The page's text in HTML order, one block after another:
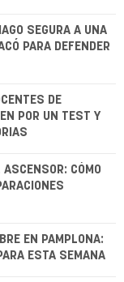
SEGURA A UNA
PARA DEFENDER
DE
POR UN TEST Y
CÓMO
EN PAMPLONA:
ESTA SEMANA